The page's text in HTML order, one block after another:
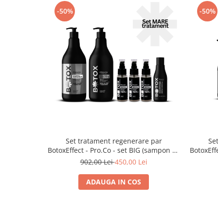
-50%
Set tratament regenerare par
BotoxEffect - Pro.Co - set BIG (sampon 1L
+ masca 1L + 3 fiole + lapte)
902,00 Lei450,00 Lei
ADAUGA IN COS
-50%
BotoxEffect - Pro.Co - set
250